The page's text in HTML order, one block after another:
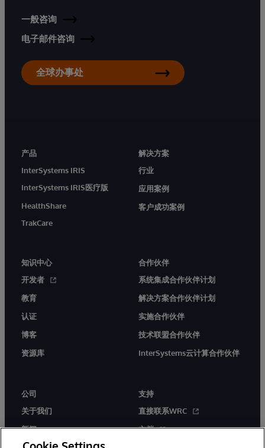
一般咨询
电子邮件咨询
全球办事处
产品
InterSystems IRIS
InterSystems IRIS医疗版
HealthShare
TrakCare
解决方案
行业
应用案例
客户成功案例
知识中心
开发者
教育
认证
博客
资源库
合作伙伴
系统集成合作伙伴计划
解决方案合作伙伴计划
实施合作伙伴
技术联盟合作伙伴
InterSystems云计算合作伙伴
公司
关于我们
新闻
支持
直接联系WRC
文档